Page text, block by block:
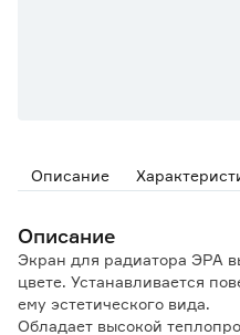
Описание
Описание
Экран для радиатора ЭРА
цвете. Устанавливается
ему эстетического вида.
Обладает высокой